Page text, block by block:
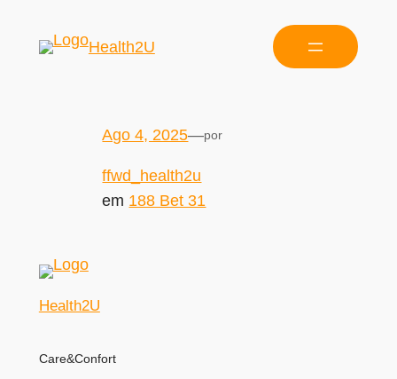
Health2U
Ago 4, 2025—por
ffwd_health2u
em 188 Bet 31
Health2U
Care&Confort